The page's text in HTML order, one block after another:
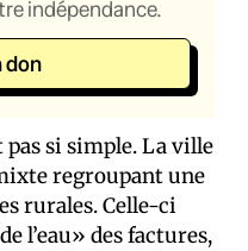
indépendance.
don
pas si simple. La ville
regroupant une
rurales. Celle-ci
l’eau» des factures,